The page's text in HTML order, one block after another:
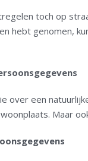
toch op
hebt genomen,
over een
Maar